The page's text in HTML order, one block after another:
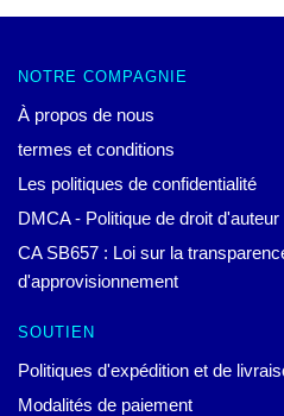
NOTRE COMPAGNIE
À propos de nous
termes et conditions
Les politiques de confidentialité
DMCA - Politique de droit d'auteur
CA SB657 : Loi sur la
d'approvisionnement
SOUTIEN
Politiques d'expédition et de
Modalités de paiement